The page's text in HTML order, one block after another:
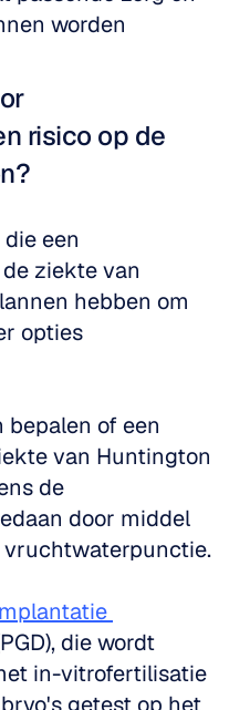
worden
risico op de
een
ziekte van
hebben om
opties
bepalen of een
van Huntington
de
door middel
die wordt
in-vitrofertilisatie